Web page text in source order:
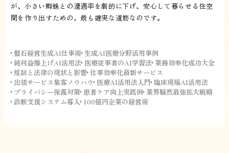
が、小さい蜘蛛との遭遇率を劇的に下げ、安心して暮らせる住空
間を作り出すための、最も確実な道筋なのです。
盤石経営生成AI仕事術 生成AI医療分野活用事例
純利益爆上げAI活用法 医療従事者のAI学習法 業務効率化成功大全
規制と法律の現状と影響 仕事効率化最新サービス
出張サービス集客ノウハウ 医療AI活用法入門 臨床現場AI活用法
プライバシー保護対策 患者ケア向上実践例 業界騒然最強拡大戦略
診断支援システム導入 100億円企業の経営術